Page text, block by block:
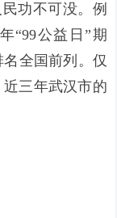
功不可没。例
“99公益日”期
全国前列。仅
近三年武汉市的